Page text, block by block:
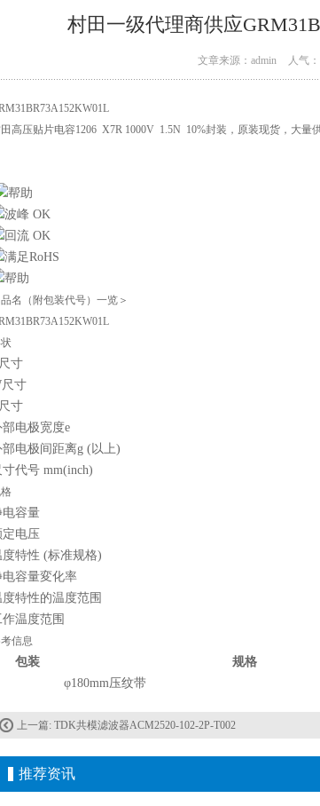
村田一级代理商供应
文章来源：admin 人气
高压贴片电容1206 X7R 1000V 1.5N 10%封装，原装现货，大量
品名（附包装代号）一览＞
寸
寸
寸
部电极宽度e
部电极间距离g (以上)
寸代号 mm(inch)
电容量
定电压
度特性 (标准规格)
电容量変化率
度特性的温度范围
作温度范围
信息
包装 规格
φ180mm压纹带
上一篇: TDK共模滤波器ACM2520-102-2P-T002
推荐资讯